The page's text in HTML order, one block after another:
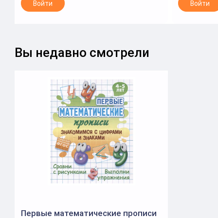
Войти Войти
Вы недавно смотрели
Первые математические прописи